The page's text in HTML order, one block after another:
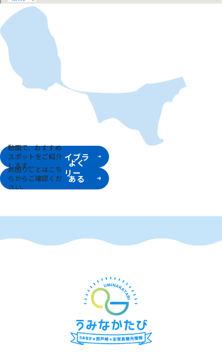
動画で、おすすめ
スポットをご紹介
します。
イブラ
リー
お困りごとはこち
らからご確認くだ
さい。
よく
ある